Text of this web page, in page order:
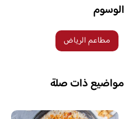
الوسوم
مطاعم الرياض
مواضيع ذات صلة